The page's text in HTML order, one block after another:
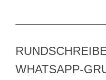
WHATSAPP-